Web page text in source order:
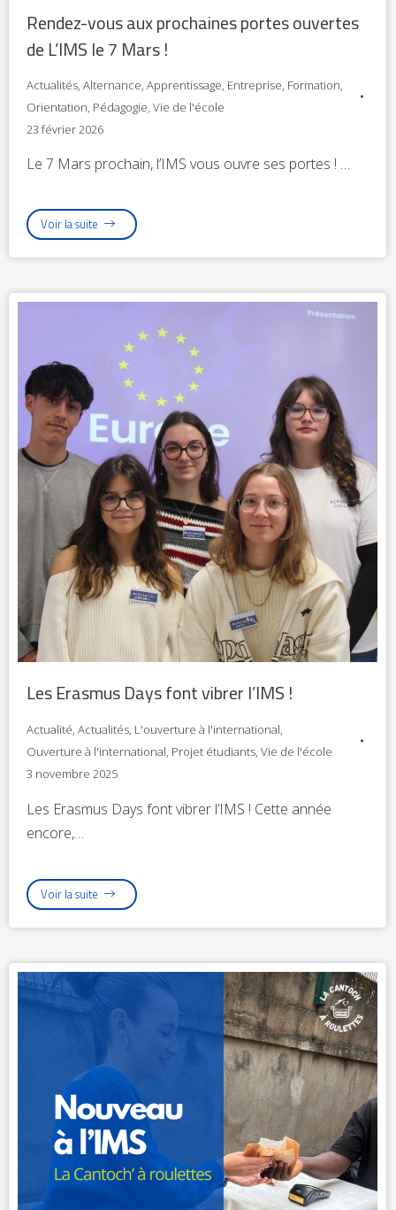
Rendez-vous aux prochaines portes ouvertes
de L’IMS le 7 Mars !
Actualités, Alternance, Apprentissage, Entreprise, Formation,
Orientation, Pédagogie, Vie de l'école
23 février 2026
Le 7 Mars prochain, l’IMS vous ouvre ses portes ! …
Voir la suite
Les Erasmus Days font vibrer l’IMS !
Actualité, Actualités, L'ouverture à l'international,
Ouverture à l'international, Projet étudiants, Vie de l'école
3 novembre 2025
Les Erasmus Days font vibrer l’IMS ! Cette année
encore,…
Voir la suite